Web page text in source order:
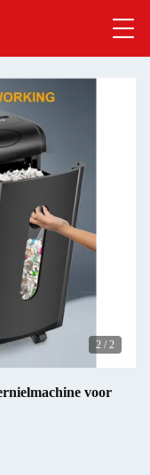
2 / 2
voor